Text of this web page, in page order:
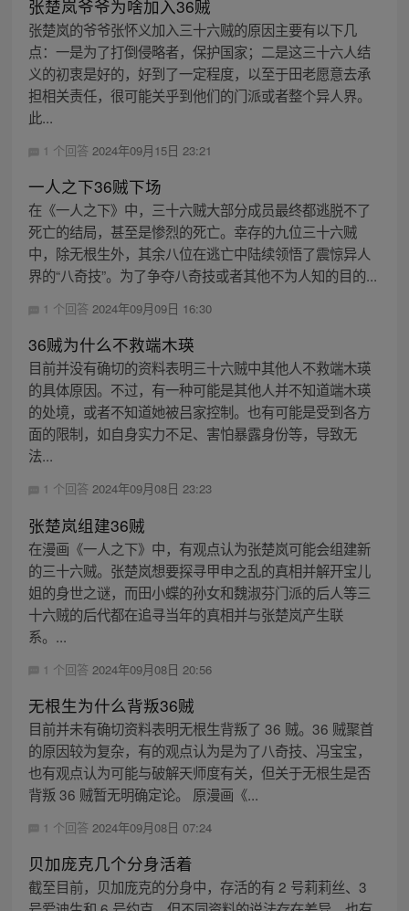
张楚岚爷爷为啥加入36贼
张楚岚的爷爷张怀义加入三十六贼的原因主要有以下几
点：一是为了打倒侵略者，保护国家；二是这三十六人结
义的初衷是好的，好到了一定程度，以至于田老愿意去承
担相关责任，很可能关乎到他们的门派或者整个异人界。
此...
1 个回答 2024年09月15日 23:21
一人之下36贼下场
在《一人之下》中，三十六贼大部分成员最终都逃脱不了
死亡的结局，甚至是惨烈的死亡。幸存的九位三十六贼
中，除无根生外，其余八位在逃亡中陆续领悟了震惊异人
界的“八奇技”。为了争夺八奇技或者其他不为人知的目的...
1 个回答 2024年09月09日 16:30
36贼为什么不救端木瑛
目前并没有确切的资料表明三十六贼中其他人不救端木瑛
的具体原因。不过，有一种可能是其他人并不知道端木瑛
的处境，或者不知道她被吕家控制。也有可能是受到各方
面的限制，如自身实力不足、害怕暴露身份等，导致无
法...
1 个回答 2024年09月08日 23:23
张楚岚组建36贼
在漫画《一人之下》中，有观点认为张楚岚可能会组建新
的三十六贼。张楚岚想要探寻甲申之乱的真相并解开宝儿
姐的身世之谜，而田小蝶的孙女和魏淑芬门派的后人等三
十六贼的后代都在追寻当年的真相并与张楚岚产生联
系。...
1 个回答 2024年09月08日 20:56
无根生为什么背叛36贼
目前并未有确切资料表明无根生背叛了 36 贼。36 贼聚首
的原因较为复杂，有的观点认为是为了八奇技、冯宝宝，
也有观点认为可能与破解天师度有关，但关于无根生是否
背叛 36 贼暂无明确定论。 原漫画《...
1 个回答 2024年09月08日 07:24
贝加庞克几个分身活着
截至目前，贝加庞克的分身中，存活的有 2 号莉莉丝、3